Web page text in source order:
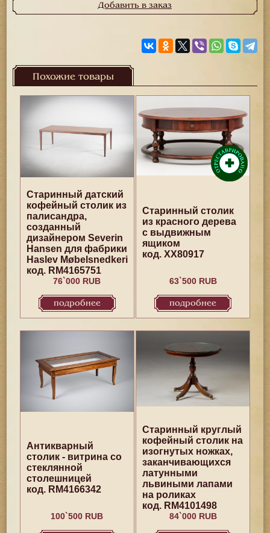
Добавить в заказ
Похожие товары
Старинный датский
кофейный столик из
палисандра,
созданный
дизайнером Severin
Hansen для фабрики
Haslev Møbelsnedkeri
код. RM4165751
76`000 RUB
подробнее
Старинный столик
из красного дерева
с выдвижным
ящиком
код. XX80917
63`500 RUB
подробнее
Антикварный
столик - витрина со
стеклянной
столешницей
код. RM4166342
100`500 RUB
Старинный круглый
кофейный столик на
изогнутых ножках,
заканчивающихся
латунными
львиными лапами
на роликах
код. RM4101498
84`000 RUB